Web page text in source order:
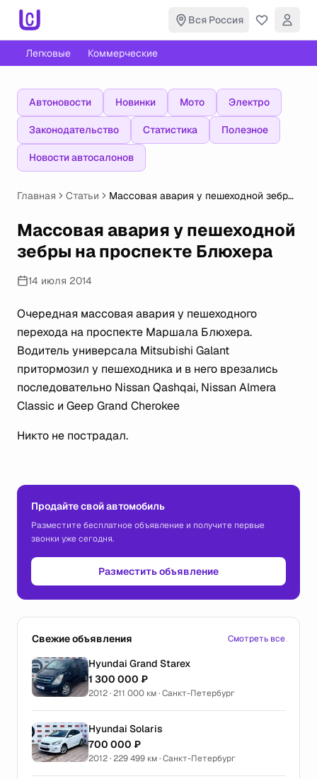
Вся Россия
Легковые Коммерческие
Автоновости Новинки Мото Электро
Законодательство Статистика Полезное
Новости автосалонов
Главная Статьи
Массовая авария у пешеходной зебры
Массовая авария у пешеходной
зебры на проспекте Блюхера
14 июля 2014
Очередная массовая авария у пешеходного
перехода на проспекте Маршала Блюхера.
Водитель универсала Mitsubishi Galant
притормозил у пешеходника и в него врезались
последовательно Nissan Qashqai, Nissan Almera
Classic и Geep Grand Cherokee
Никто не пострадал.
Продайте свой автомобиль
Разместите бесплатное объявление и получите первые
звонки уже сегодня.
Разместить объявление
Свежие объявления Смотреть все
Hyundai Grand Starex
1 300 000 ₽
2012 · 211 000 км · Санкт-Петербург
Hyundai Solaris
700 000 ₽
2012 · 229 499 км · Санкт-Петербург